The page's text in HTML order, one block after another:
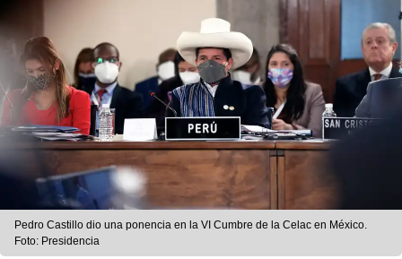
Pedro Castillo dio una ponencia en la VI Cumbre de la Celac en México.
Foto: Presidencia